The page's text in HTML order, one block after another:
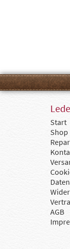
Start
Shop
AGB